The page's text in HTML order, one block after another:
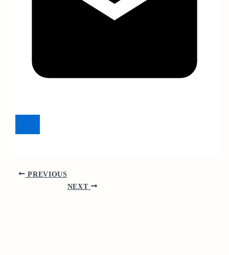
PREVIOUS
NEXT